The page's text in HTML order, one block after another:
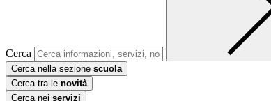
Cerca
Cerca nella sezione scuola
Cerca tra le novità
Cerca nei servizi